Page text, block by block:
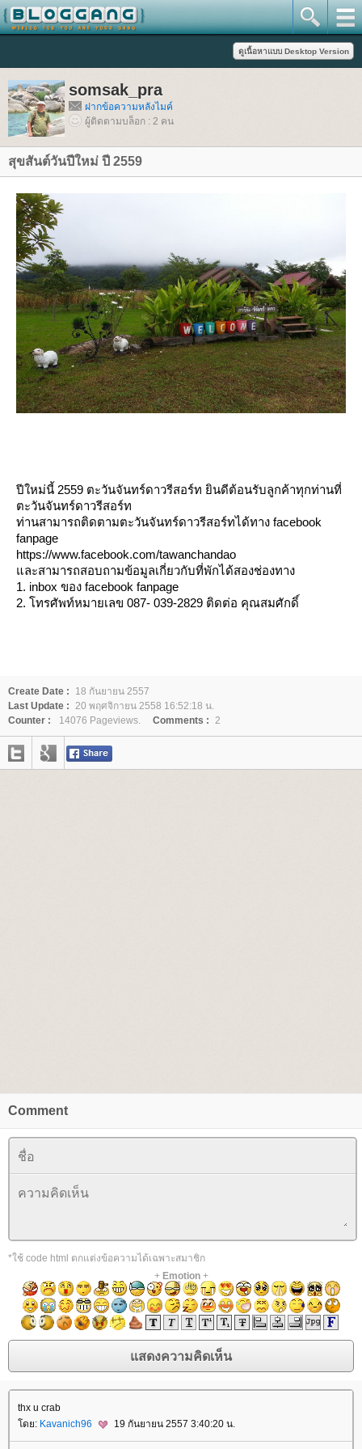
somsak_pra
ฝากข้อความหลังไมค์
ผู้ติดตามบล็อก : 2 คน
สุขสันต์วันปีใหม่ ปี 2559
ปีใหม่นี้ 2559 ตะวันจันทร์ดาวรีสอร์ท ยินดีต้อนรับลูกค้าทุกท่านที่
ตะวันจันทร์ดาวรีสอร์ท
ท่านสามารถติดตามตะวันจันทร์ดาวรีสอร์ทได้ทาง facebook
fanpage
https://www.facebook.com/tawanchandao
ละสามารถสอบถามข้อมูลเกี่ยวกับที่พักได้สองช่องทาง
1. inbox ของ facebook fanpage
2. โทรศัพท์หมายเลข 087- 039-2829 ติดต่อ คุณสมศักดิ์
Create Date :
18 กันยายน 2557
Last Update : 20 พฤศจิกายน 2558 16:52:18 น.
Counter :
14076 Pageviews. Comments : 2
Comment
*ใช้ code html ตกแต่งข้อความได้เฉพาะสมาชิก
+ Emotion+
thx u crab
ดย: Kavanich96 19 กันยายน 2557 3:40:20 น.